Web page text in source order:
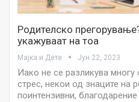
Родителско
укажуваат на тоа
Мајка и Дете Јун 22, 2023
Иако не се разликува
стрес, некои од знаците на
поинтензивни,